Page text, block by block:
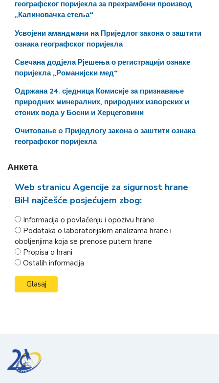
географског поријекла за прехрамбени производ
„Калиновачка стеља“
Усвојени амандмани на Приједлог закона о заштити
ознака географског поријекла
Свечана додјела Рјешења о регистрацији ознаке
поријекла „Романијски мед“
Одржана 24. сједница Комисије за признавање
природних минералних, природних изворских и
стоних вода у Босни и Херцеговини
Очитовање o Приједлогу закона о заштити ознака
географског поријекла
Анкета
Web stranicu Agencije za sigurnost hrane
BiH najčešće posjećujem zbog:
Informacija o povlačenju i opozivu hrane
Podataka o laboratorijskim analizama hrane i
oboljenjima koja se prenose putem hrane
Propisa o hrani
Ostalih informacija